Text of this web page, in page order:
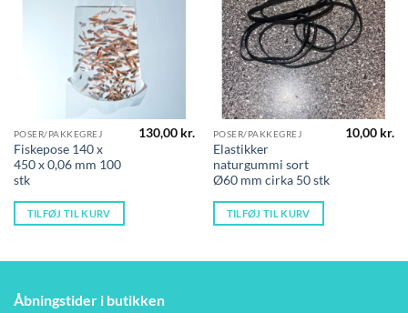
POSER/PAKKEGREJ
Fiskepose 140 x
450 x 0,06 mm 100
stk
130,00 kr.
TILFØJ TIL KURV
POSER/PAKKEGREJ
Elastikker
naturgummi sort
Ø60 mm cirka 50 stk
10,00 kr.
TILFØJ TIL KURV
Åbningstider i butikken